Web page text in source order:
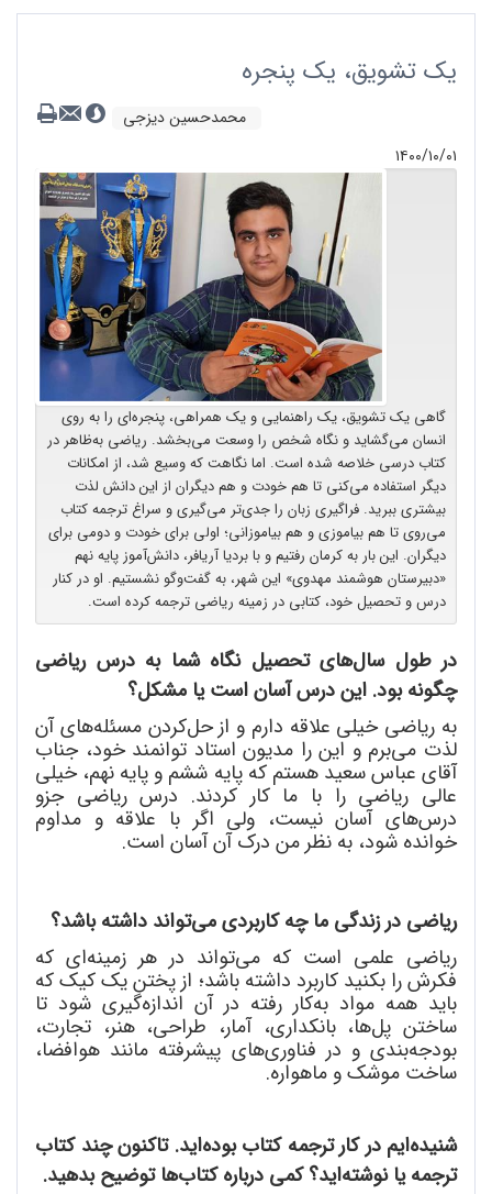
یک تشویق، یک پنجره
محمدحسین دیزجی
۱۴۰۰/۱۰/۰۱
گاهی یک تشویق، یک راهنمایی و یک همراهی، پنجره‌ای را به روی
انسان می‌گشاید و نگاه شخص را وسعت می‌بخشد. ریاضی به‌ظاهر در
کتاب درسی خلاصه شده است. اما نگاهت که وسیع شد، از امکانات
دیگر استفاده می‌کنی تا هم خودت و هم دیگران از این دانش لذت
بیشتری ببرید. فراگیری زبان را جدی‌تر می‌گیری و سراغ ترجمه کتاب
می‌روی تا هم بیاموزی و هم بیاموزانی؛ اولی برای خودت و دومی برای
دیگران. این بار به کرمان رفتیم و با بردیا آریافر، دانش‌آموز پایه نهم
«دبیرستان هوشمند مهدوی» این شهر، به گفت‌وگو نشستیم. او در کنار
درس و تحصیل خود، کتابی در زمینه ریاضی ترجمه کرده است.
در طول سالهای تحصیل نگاه شما به درس ریاضی
چگونه بود. این درس آسان است یا مشکل؟
به ریاضی خیلی علاقه دارم و از حلکردن مسئلههای آن
لذت میبرم و این را مدیون استاد توانمند خود، جناب
آقای عباس سعید هستم که پایه ششم و پایه نهم، خیلی
عالی ریاضی را با ما کار کردند. درس ریاضی جزو
درسهای آسان نیست، ولی اگر با علاقه و مداوم
خوانده شود، به نظر من درک آن آسان است.
ریاضی در زندگی ما چه کاربردی میتواند داشته باشد؟
ریاضی علمی است که میتواند در هر زمینهای که
فکرش را بکنید کاربرد داشته باشد؛ از پختن یک کیک که
باید همه مواد بهکار رفته در آن اندازهگیری شود تا
ساختن پلها، بانکداری، آمار، طراحی، هنر، تجارت،
بودجهبندی و در فناوریهای پیشرفته مانندهوافضا،
ساخت موشک و ماهواره.
شنیدهایم در کار ترجمه کتاب بودهاید. تاکنون چند کتاب
ترجمه یا نوشتهاید؟ کمی درباره کتابها توضیح بدهید.